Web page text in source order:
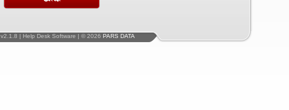
v2.1.8 | Help Desk Software | © 2026 PARS DATA